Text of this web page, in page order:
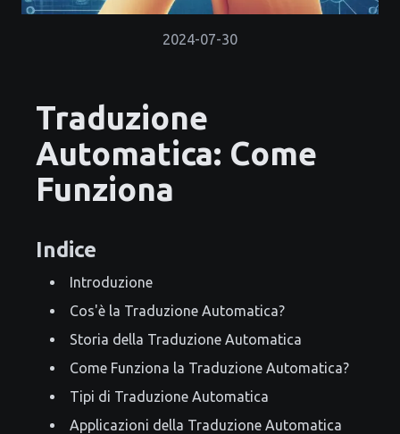
2024-07-30
Traduzione
Automatica: Come
Funziona
Indice
Introduzione
Cos'è la Traduzione Automatica?
Storia della Traduzione Automatica
Come Funziona la Traduzione Automatica?
Tipi di Traduzione Automatica
Applicazioni della Traduzione Automatica